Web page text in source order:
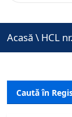
Acasă \ HCL
Caută în